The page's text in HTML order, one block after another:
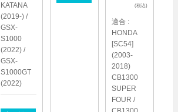
KATANA
(2019-) /
GSX-
S1000
(2022) /
GSX-
S1000GT
(2022)
(税込)
適合 :
HONDA
[SC54]
(2003-
2018)
CB1300
SUPER
FOUR /